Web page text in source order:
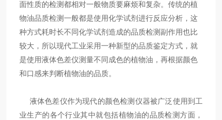
面性质的检测都相对一般物质要麻烦和复杂。传统的植
物油品质检测一般都是使用化学试剂进行反应分析，这
种方式耗时长不同化学试剂造成的品质检测副作用也比
较大，所以现代工业采用一种新型的品质鉴定方式，就
是使用液体色差仪测量不同成色的植物油，再根据颜色
和口感来判断植物油的品质。
液体色差仪作为现代的颜色检测仪器被广泛使用到工
业生产的各个行业其中就包括植物油的品质检测方面，